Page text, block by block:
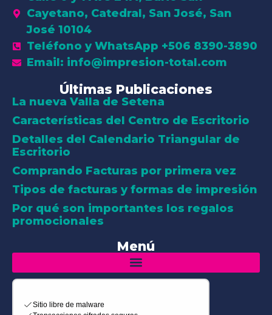
Cayetano, Catedral, San José, San
José 10104
Teléfono y WhatsApp +506 8390-3890
Email: info@impresion-total.com
Últimas Publicaciones
La nueva Valla de Setena
Características del Centro de Escritorio
Detalles del Calendario Triangular de
Escritorio
Comprando Facturas por primera vez
Tipos de facturas y formas de impresión
Por qué son importantes los regalos
promocionales
Menú